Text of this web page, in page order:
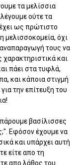
τα μελίσσια
ούτε τα
ως πρώτιστο
μελισσοκομεία, όχι
τους να
χαρακτηριστικά και
πάει στα τυφλά,
και κάποια στιγμή
την επίτευξη του
βασίλισσες
Εφόσον έχουμε να
και υπάρχει αυτή
είτε απο τη
απο λάθος του